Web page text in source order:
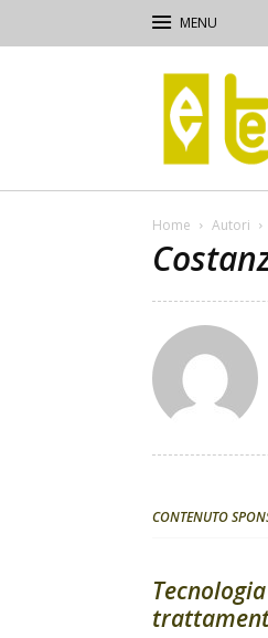
Terra
e
Vita
Home Autori
CONTENUTO